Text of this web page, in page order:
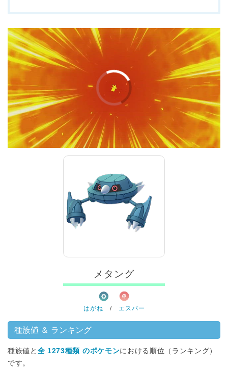
00:00 /01:00
メタング
はがね / エスパー
種族値 ＆ ランキング
種族値と 全 1273種類 のポケモンにおける順位（ランキング）
です。